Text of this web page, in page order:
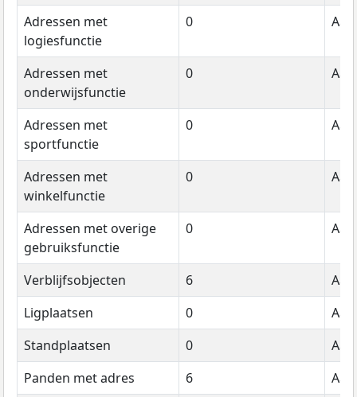
Adressen met
logiesfunctie
0
Adressen met
onderwijsfunctie
0
Adressen met
sportfunctie
0
Adressen met
winkelfunctie
0
Adressen met overige
gebruiksfunctie
0
Verblijfsobjecten 6
Ligplaatsen
0
Standplaatsen
0
Panden met adres
6